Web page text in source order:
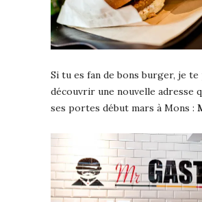
Si tu es fan de bons burger, je
découvrir une nouvelle adresse
ses portes début mars à Mons :